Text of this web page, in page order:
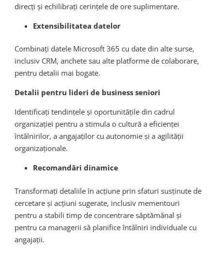
direcți și echilibrați cerințele de ore suplimentare.
Extensibilitatea datelor
Combinați datele Microsoft 365 cu date din alte surse,
inclusiv CRM, anchete sau alte platforme de colaborare,
pentru detalii mai bogate.
Detalii pentru lideri de business seniori
Identificați tendințele și oportunitățile din cadrul
organizației pentru a stimula o cultură a eficienței
întâlnirilor, a angajaților cu autonomie și a agilității
organizaționale.
Recomandări dinamice
Transformați detaliile în acțiune prin sfaturi susținute de
cercetare și acțiuni sugerate, inclusiv mementouri
pentru a stabili timp de concentrare săptămânal și
pentru ca managerii să planifice întâlniri individuale cu
angajații.